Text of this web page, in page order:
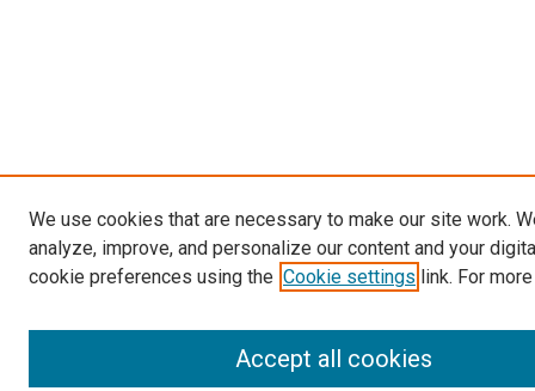
We use cookies that are necessary to make our site work.
analyze, improve, and personalize our content and your
cookie preferences using the Cookie settings link. For
Accept all cookies